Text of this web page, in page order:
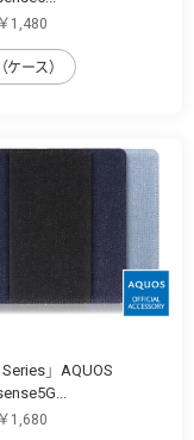
1,480
ケース）
Series」AQUOS
1,680